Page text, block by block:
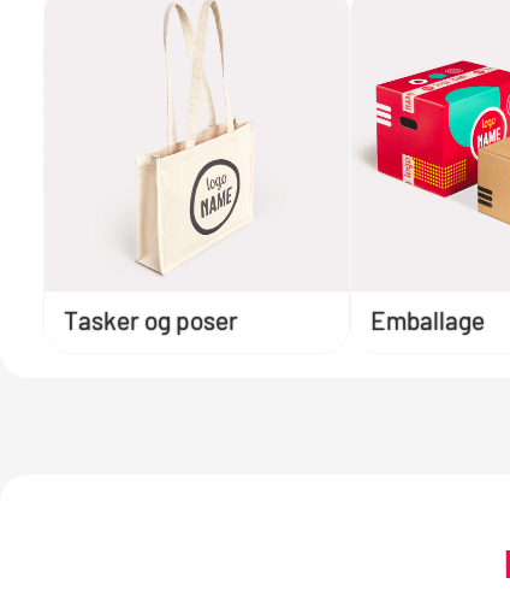
Tasker og poser Emballage